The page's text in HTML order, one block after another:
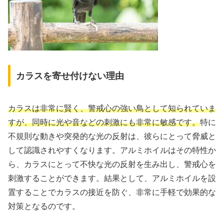
カラスを寄せ付けない理由
カラスは非常に賢く、警戒心の強い鳥として知られていま
すが、同時に光や音などの刺激にも非常に敏感です。特に
不規則な動きや突発的な光の反射は、彼らにとって脅威と
して認識されやすくなります。アルミホイルはその特性か
ら、カラスにとって不快な光の反射を生み出し、警戒心を
刺激することができます。結果として、アルミホイルを設
置することでカラスの接近を防ぐ、非常に手軽で効果的な
対策となるのです。